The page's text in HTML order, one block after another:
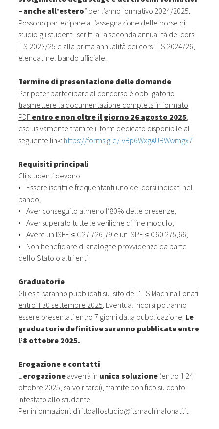
– anche all’estero” per l’anno formativo 2024/2025.
Possono partecipare all’assegnazione delle borse di
studio gli studenti iscritti alla seconda annualità dei corsi
ITS 2023/25 e alla prima annualità dei corsi ITS 2024/26,
elencati nel bando ufficiale.
Termine di presentazione delle domande
Per poter partecipare al concorso è obbligatorio
trasmettere la documentazione completa in formato
PDF entro e non oltre il giorno 26 agosto 2025,
esclusivamente tramite il form dedicato disponibile al
seguente link: https://forms.gle/ivBp6WxgAUBWwmgx7
Requisiti principali
Gli studenti devono:
• Essere iscritti e frequentanti uno dei corsi indicati nel
bando;
• Aver conseguito almeno l’80% delle presenze;
• Aver superato tutte le verifiche di fine modulo;
• Avere un ISEE ≤ € 27.726,79 e un ISPE ≤ € 60.275,66;
• Non beneficiare di analoghe provvidenze da parte
dello Stato o altri enti.
Graduatorie
Gli esiti saranno pubblicati sul sito dell’ITS Machina Lonati
entro il 30 settembre 2025. Eventuali ricorsi potranno
essere presentati entro 7 giorni dalla pubblicazione. Le
graduatorie definitive saranno pubblicate entro
l’8 ottobre 2025.
Erogazione e contatti
L’erogazione avverrà in unica soluzione (entro il 24
ottobre 2025, salvo ritardi), tramite bonifico su conto
intestato allo studente.
Per informazioni: dirittoallostudio@itsmachinalonati.it